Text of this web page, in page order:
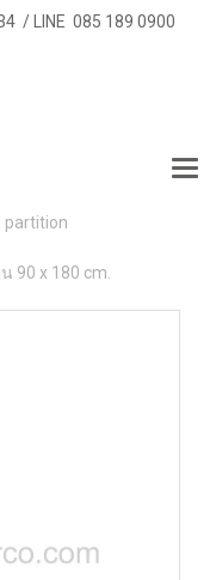
/ LINE 085 189 0900
partition
x 180 cm.